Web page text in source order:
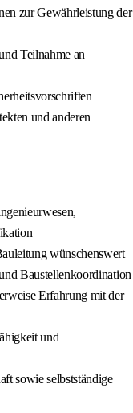
zur Gewährleistung der
Teilnahme an
und anderen
wünschenswert
Baustellenkoordination
Erfahrung mit der
und
sowie selbstständige